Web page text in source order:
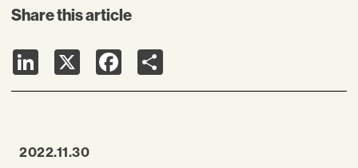
Share this article
LinkedIn Facebook
2022.11.30